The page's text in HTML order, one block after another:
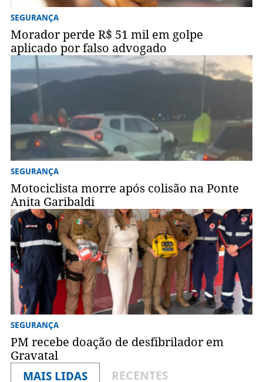
SEGURANÇA
Morador perde R$ 51 mil em golpe
aplicado por falso advogado
SEGURANÇA
Motociclista morre após colisão na Ponte
Anita Garibaldi
SEGURANÇA
PM recebe doação de desfibrilador em
Gravatal
MAIS LIDAS
RECENTES